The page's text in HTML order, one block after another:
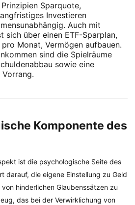
Sparquote,
Investieren
Auch mit
sich über einen ETF-Sparplan,
Monat, Vermögen aufbauen.
sind die Spielräume
sowie eine
Komponente des
ist die psychologische Seite des
darauf, die eigene Einstellung zu Geld
hinderlichen Glaubenssätzen zu
das bei der Verwirklichung von